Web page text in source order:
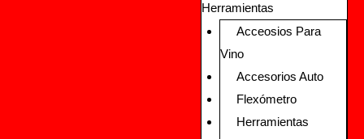
Herramientas
Acceosios Para
Vino
Accesorios Auto
Flexómetro
Herramientas